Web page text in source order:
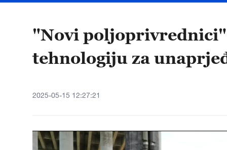
"Novi
tehnologiju za
2025-05-15 12:27:21